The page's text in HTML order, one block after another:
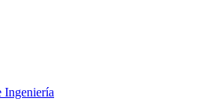
Ingeniería